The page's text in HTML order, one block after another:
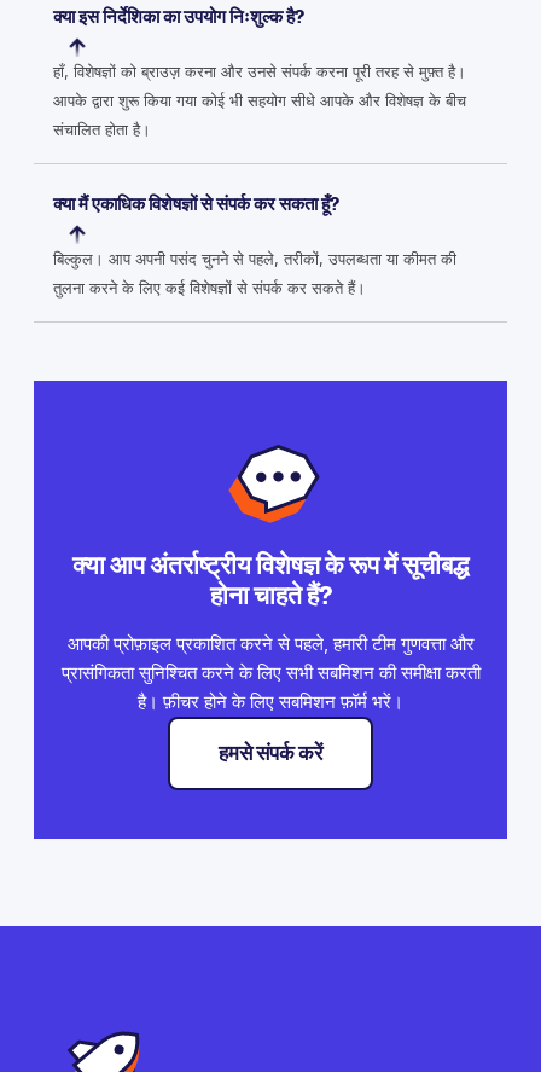
क्या इस निर्देशिका का उपयोग निःशुल्क है?
हाँ, विशेषज्ञों को ब्राउज़ करना और उनसे संपर्क करना पूरी तरह से मुफ़्त है।
आपके द्वारा शुरू किया गया कोई भी सहयोग सीधे आपके और विशेषज्ञ के बीच
संचालित होता है।
क्या मैं एकाधिक विशेषज्ञों से संपर्क कर सकता हूँ?
बिल्कुल। आप अपनी पसंद चुनने से पहले, तरीकों, उपलब्धता या कीमत की
तुलना करने के लिए कई विशेषज्ञों से संपर्क कर सकते हैं।
क्या आप अंतर्राष्ट्रीय विशेषज्ञ के रूप में सूचीबद्ध
होना चाहते हैं?
आपकी प्रोफ़ाइल प्रकाशित करने से पहले, हमारी टीम गुणवत्ता और
प्रासंगिकता सुनिश्चित करने के लिए सभी सबमिशन की समीक्षा करती
है। फ़ीचर होने के लिए सबमिशन फ़ॉर्म भरें।
हमसे संपर्क करें